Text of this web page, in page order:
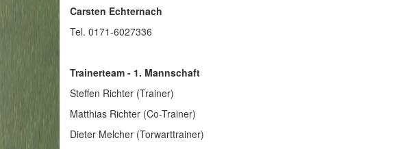
Carsten Echternach
Tel. 0171-6027336
Trainerteam - 1. Mannschaft
Steffen Richter (Trainer)
Matthias Richter (Co-Trainer)
Dieter Melcher (Torwarttrainer)